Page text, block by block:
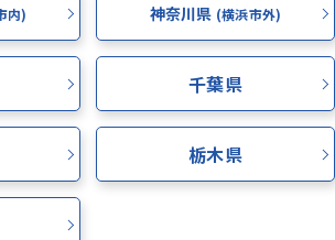
内) 神奈川県 (横浜市外)
千葉県
栃木県